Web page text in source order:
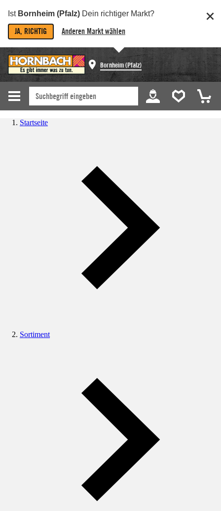
Ist Bornheim (Pfalz) Dein richtiger Markt?
JA, RICHTIG Anderen Markt wählen
Bornheim (Pfalz)
Startseite
Sortiment